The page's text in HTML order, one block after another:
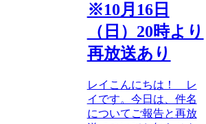
※10月16日
（日）20時より
再放送あり
レイこんにちは！ レ
イです。今日は、件名
についてご報告と再放